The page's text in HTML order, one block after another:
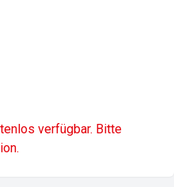
verfügbar. Bitte